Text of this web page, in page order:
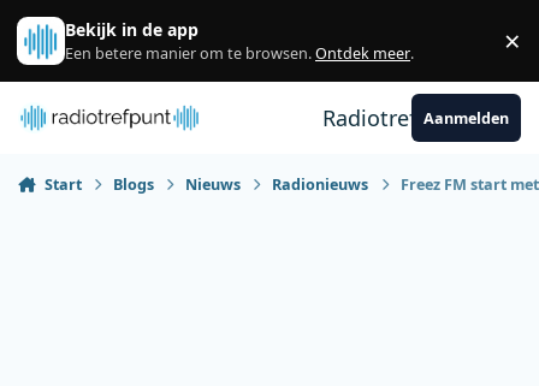
Spring naar bijdragen
Bekijk in de app
Een betere manier om te browsen.Ontdek meer. ×
RadiotrefpuntAanmelden
Start Blogs Nieuws Radionieuws Freez FM start